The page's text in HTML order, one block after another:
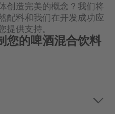
创造完美的概念？我们将
配料和我们在开发成功应
供支持。
您的啤酒混合饮料
keyboard_arrow_down